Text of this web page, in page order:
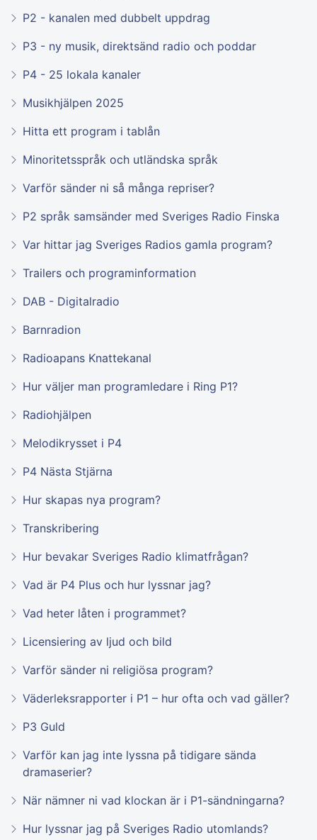
P2 - kanalen med dubbelt uppdrag
P3 - ny musik, direktsänd radio och poddar
P4 - 25 lokala kanaler
Musikhjälpen 2025
Hitta ett program i tablån
Minoritetsspråk och utländska språk
Varför sänder ni så många repriser?
P2 språk samsänder med Sveriges Radio Finska
Var hittar jag Sveriges Radios gamla program?
Trailers och programinformation
DAB - Digitalradio
Barnradion
Radioapans Knattekanal
Hur väljer man programledare i Ring P1?
Radiohjälpen
Melodikrysset i P4
P4 Nästa Stjärna
Hur skapas nya program?
Transkribering
Hur bevakar Sveriges Radio klimatfrågan?
Vad är P4 Plus och hur lyssnar jag?
Vad heter låten i programmet?
Licensiering av ljud och bild
Varför sänder ni religiösa program?
Väderleksrapporter i P1 – hur ofta och vad gäller?
P3 Guld
Varför kan jag inte lyssna på tidigare sända
dramaserier?
När nämner ni vad klockan är i P1-sändningarna?
Hur lyssnar jag på Sveriges Radio utomlands?